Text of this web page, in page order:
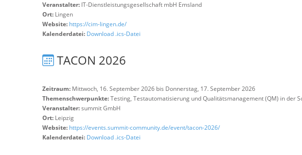
Veranstalter: IT-Dienstleistungsgesellschaft mbH Emsland
Ort: Lingen
Website: https://cim-lingen.de/
Kalenderdatei: Download .ics-Datei
TACON 2026
Zeitraum: Mittwoch, 16. September 2026 bis Donnerstag, 17. September 2026
Themenschwerpunkte:Testing, Testautomatisierung und Qualitätsmanagement (QM) in der
Veranstalter:summit GmbH
Ort: Leipzig
Website: https://events.summit-community.de/event/tacon-2026/
Kalenderdatei: Download .ics-Datei